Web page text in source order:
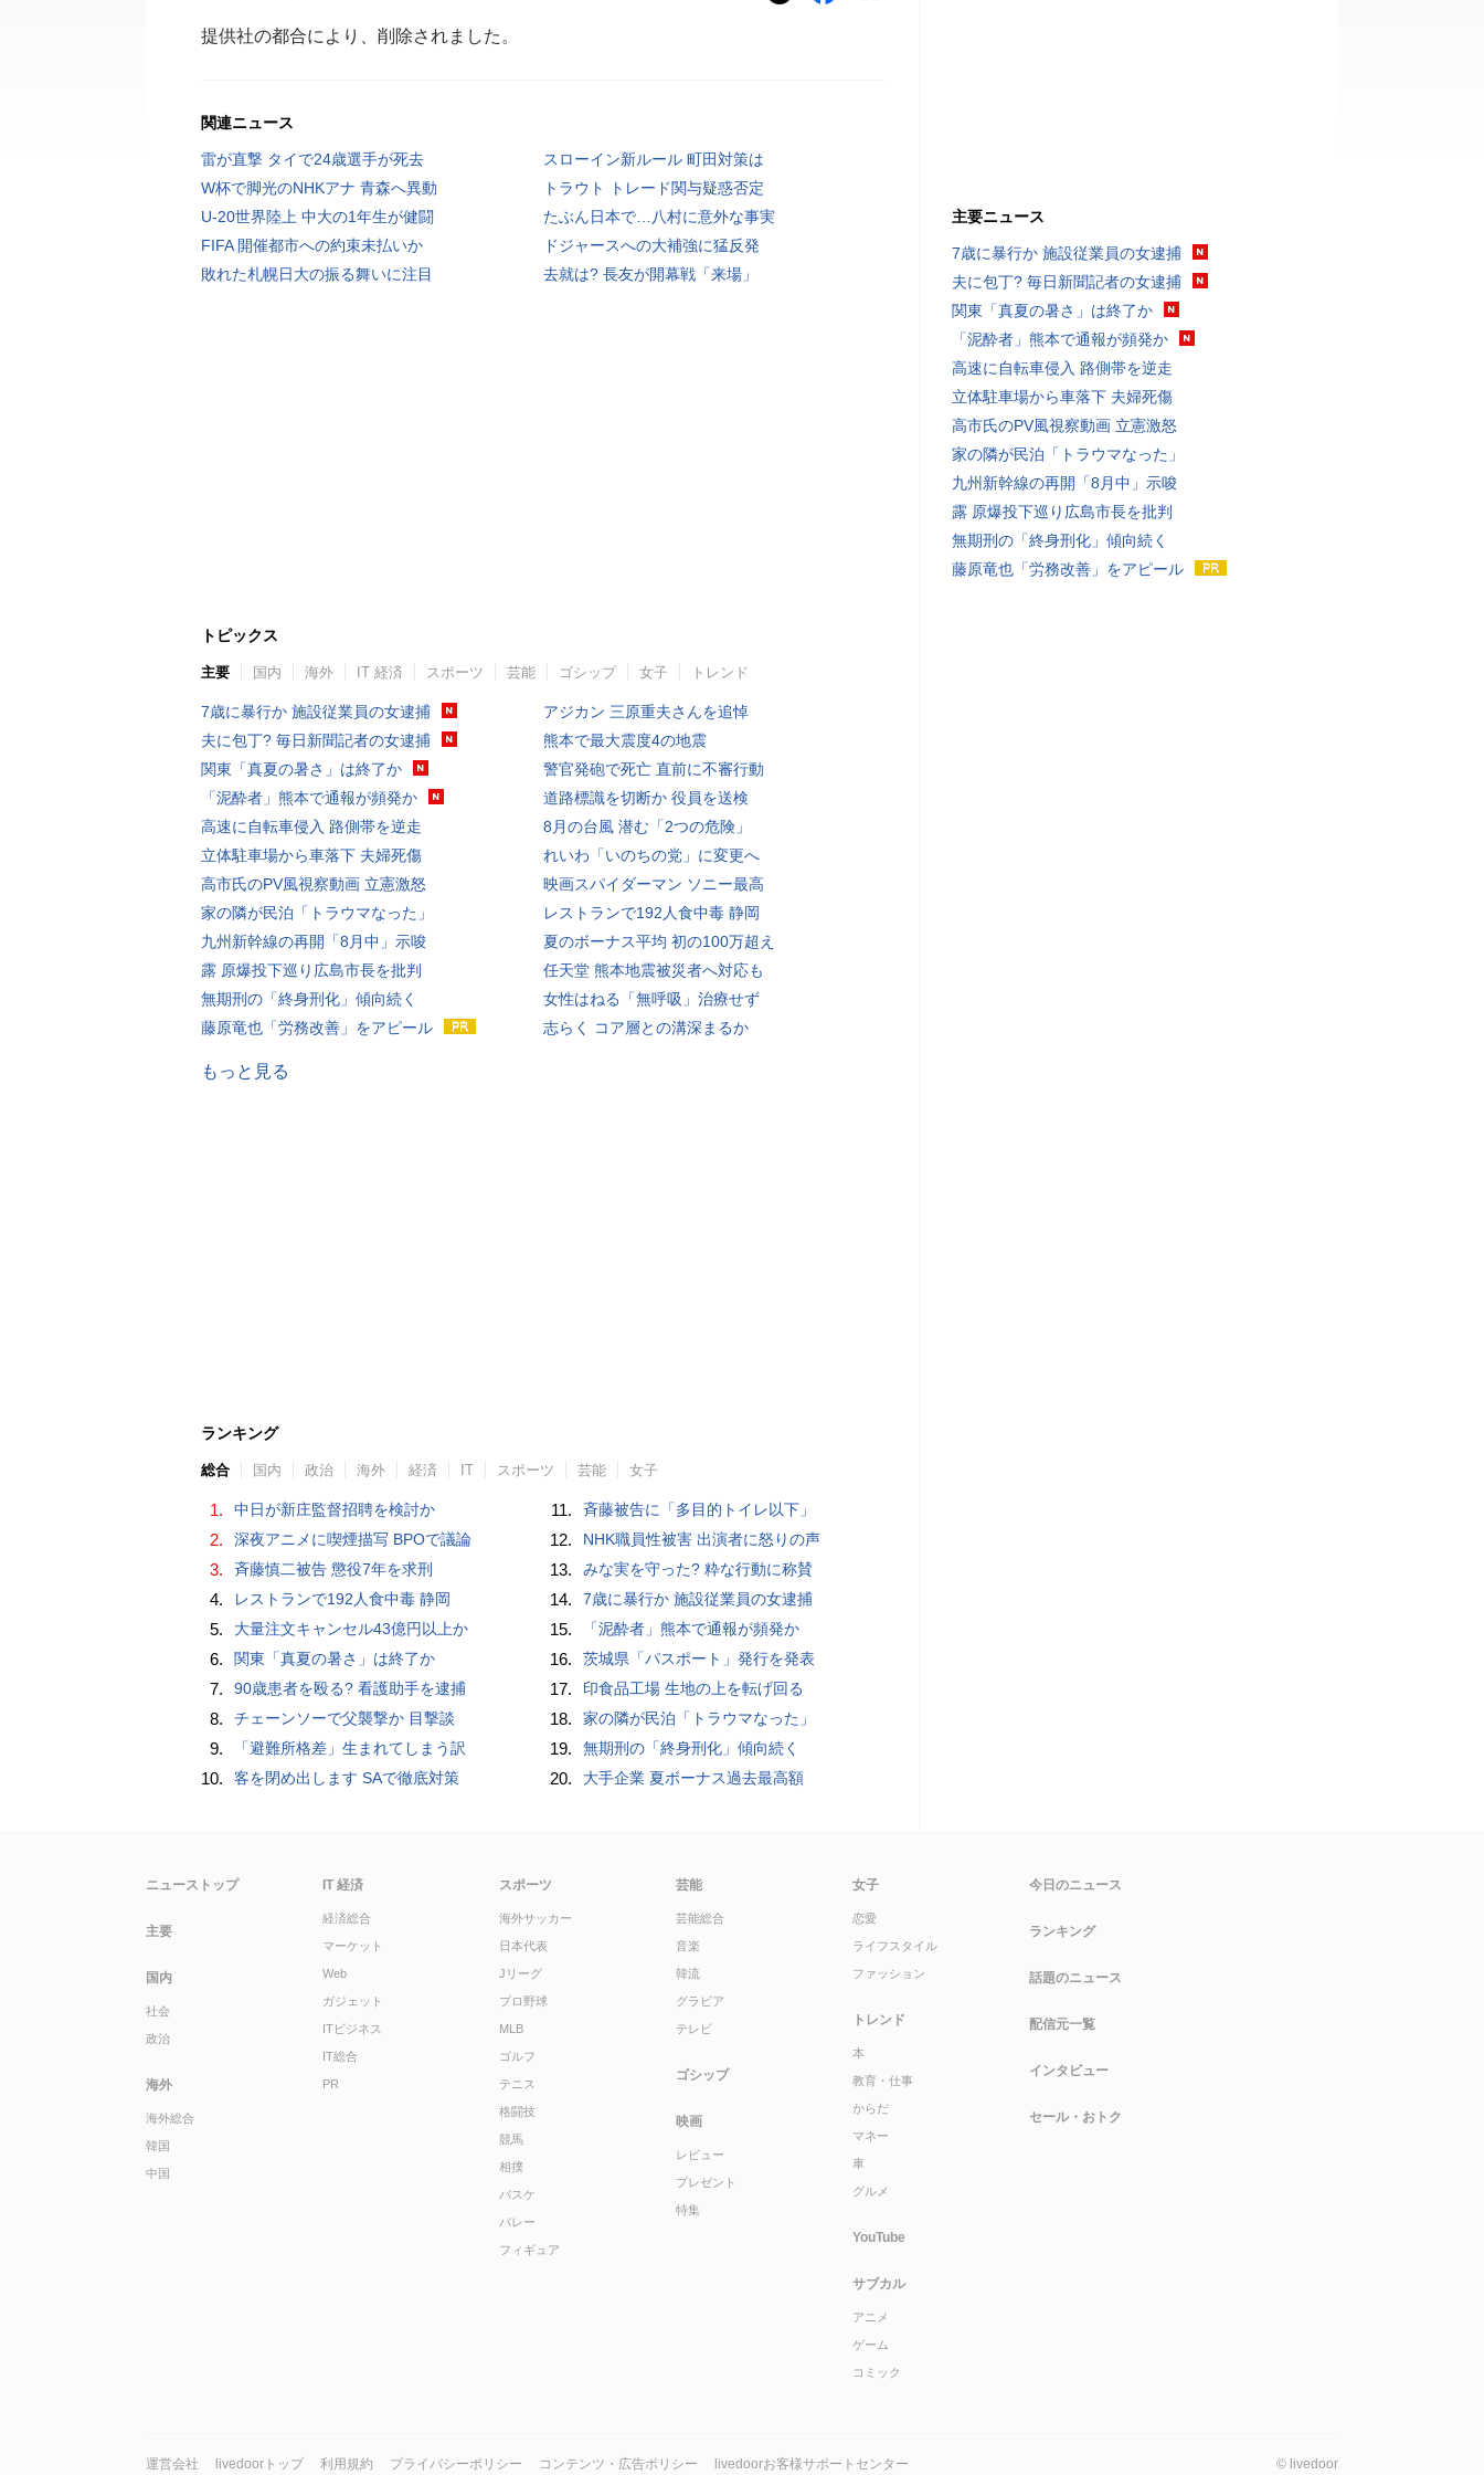
提供社の都合により、削除されました。
関連ニュース
雷が直撃 タイで24歳選手が死去
スローイン新ルール 町田対策は
W杯で脚光のNHKアナ 青森へ異動
トラウト トレード関与疑惑否定
U-20世界陸上 中大の1年生が健闘
たぶん日本で…八村に意外な事実
FIFA 開催都市への約束未払いか
ドジャースへの大補強に猛反発
敗れた札幌日大の振る舞いに注目
去就は? 長友が開幕戦「来場」
トピックス
主要 国内 海外 IT 経済 スポーツ 芸能 ゴシップ 女子 トレンド
7歳に暴行か 施設従業員の女逮捕
夫に包丁? 毎日新聞記者の女逮捕
関東「真夏の暑さ」は終了か
「泥酔者」熊本で通報が頻発か
高速に自転車侵入 路側帯を逆走
立体駐車場から車落下 夫婦死傷
高市氏のPV風視察動画 立憲激怒
家の隣が民泊「トラウマなった」
九州新幹線の再開「8月中」示唆
露 原爆投下巡り広島市長を批判
無期刑の「終身刑化」傾向続く
藤原竜也「労務改善」をアピール
アジカン 三原重夫さんを追悼
熊本で最大震度4の地震
警官発砲で死亡 直前に不審行動
道路標識を切断か 役員を送検
8月の台風 潜む「2つの危険」
れいわ「いのちの党」に変更へ
映画スパイダーマン ソニー最高
レストランで192人食中毒 静岡
夏のボーナス平均 初の100万超え
任天堂 熊本地震被災者へ対応も
女性はねる「無呼吸」治療せず
志らく コア層との溝深まるか
もっと見る
ランキング
総合 国内 政治 海外 経済 IT スポーツ 芸能 女子
1. 中日が新庄監督招聘を検討か
2. 深夜アニメに喫煙描写 BPOで議論
3. 斉藤慎二被告 懲役7年を求刑
4. レストランで192人食中毒 静岡
5. 大量注文キャンセル43億円以上か
6. 関東「真夏の暑さ」は終了か
7. 90歳患者を殴る? 看護助手を逮捕
8. チェーンソーで父襲撃か 目撃談
9. 「避難所格差」生まれてしまう訳
10. 客を閉め出します SAで徹底対策
11. 斉藤被告に「多目的トイレ以下」
12. NHK職員性被害 出演者に怒りの声
13. みな実を守った? 粋な行動に称賛
14. 7歳に暴行か 施設従業員の女逮捕
15. 「泥酔者」熊本で通報が頻発か
16. 茨城県「パスポート」発行を発表
17. 印食品工場 生地の上を転げ回る
18. 家の隣が民泊「トラウマなった」
19. 無期刑の「終身刑化」傾向続く
20. 大手企業 夏ボーナス過去最高額
主要ニュース
7歳に暴行か 施設従業員の女逮捕
夫に包丁? 毎日新聞記者の女逮捕
関東「真夏の暑さ」は終了か
「泥酔者」熊本で通報が頻発か
高速に自転車侵入 路側帯を逆走
立体駐車場から車落下 夫婦死傷
高市氏のPV風視察動画 立憲激怒
家の隣が民泊「トラウマなった」
九州新幹線の再開「8月中」示唆
露 原爆投下巡り広島市長を批判
無期刑の「終身刑化」傾向続く
藤原竜也「労務改善」をアピール
ニューストップ
主要
国内
社会
政治
海外
海外総合
韓国
中国
IT 経済
経済総合
マーケット
Web
ガジェット
ITビジネス
IT総合
PR
スポーツ
海外サッカー
日本代表
Jリーグ
プロ野球
MLB
ゴルフ
テニス
格闘技
競馬
相撲
バスケ
バレー
フィギュア
芸能
芸能総合
音楽
韓流
グラビア
テレビ
ゴシップ
映画
レビュー
プレゼント
特集
女子
恋愛
ライフスタイル
ファッション
トレンド
本
教育・仕事
からだ
マネー
車
グルメ
YouTube
サブカル
アニメ
ゲーム
コミック
今日のニュース
ランキング
話題のニュース
配信元一覧
インタビュー
セール・おトク
運営会社 livedoorトップ 利用規約 プライバシーポリシー コンテンツ・広告ポリシー livedoorお客様サポートセンター © livedoor